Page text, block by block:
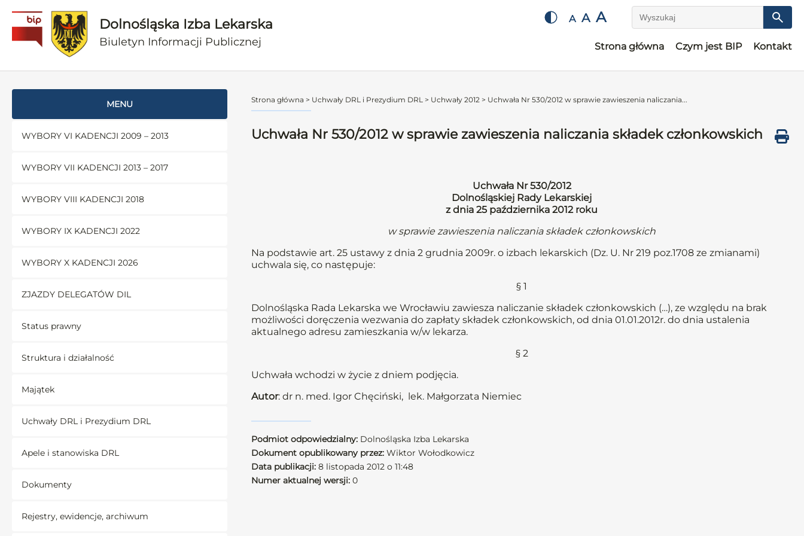
Dolnośląska Izba Lekarska
Biuletyn Informacji Publicznej
A A A Wyszukaj
Strona główna Czym jest BIP Kontakt
MENU
WYBORY VI KADENCJI 2009 – 2013
WYBORY VII KADENCJI 2013 – 2017
WYBORY VIII KADENCJI 2018
WYBORY IX KADENCJI 2022
WYBORY X KADENCJI 2026
ZJAZDY DELEGATÓW DIL
Status prawny
Struktura i działalność
Majątek
Uchwały DRL i Prezydium DRL
Apele i stanowiska DRL
Dokumenty
Rejestry, ewidencje, archiwum
Strona główna > Uchwały DRL i Prezydium DRL > Uchwały 2012 > Uchwała Nr 530/2012 w sprawie zawieszenia naliczania...
Uchwała Nr 530/2012 w sprawie zawieszenia naliczania składek członkowskich
Uchwała Nr 530/2012
Dolnośląskiej Rady Lekarskiej
z dnia 25 października 2012 roku
w sprawie zawieszenia naliczania składek członkowskich
Na podstawie art. 25 ustawy z dnia 2 grudnia 2009r. o izbach lekarskich (Dz. U. Nr 219 poz.1708 ze zmianami)
uchwala się, co następuje:
§ 1
Dolnośląska Rada Lekarska we Wrocławiu zawiesza naliczanie składek członkowskich (…), ze względu na brak
możliwości doręczenia wezwania do zapłaty składek członkowskich, od dnia 01.01.2012r. do dnia ustalenia
aktualnego adresu zamieszkania w/w lekarza.
§ 2
Uchwała wchodzi w życie z dniem podjęcia.
Autor: dr n. med. Igor Chęciński, lek. Małgorzata Niemiec
Podmiot odpowiedzialny: Dolnośląska Izba Lekarska
Dokument opublikowany przez: Wiktor Wołodkowicz
Data publikacji: 8 listopada 2012 o 11:48
Numer aktualnej wersji: 0